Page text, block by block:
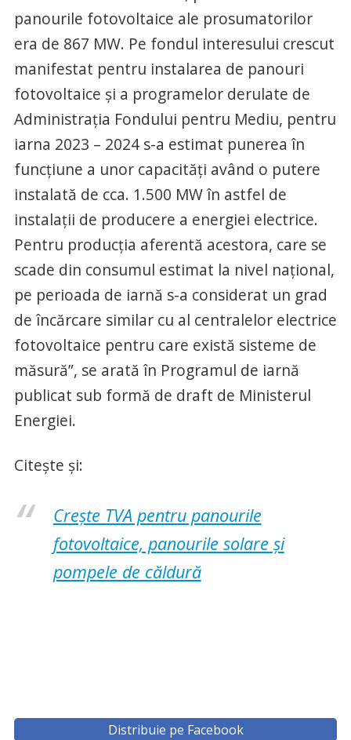
panourile fotovoltaice ale prosumatorilor
era de 867 MW. Pe fondul interesului crescut
manifestat pentru instalarea de panouri
fotovoltaice și a programelor derulate de
Administrația Fondului pentru Mediu, pentru
iarna 2023 – 2024 s-a estimat punerea în
funcțiune a unor capacități având o putere
instalată de cca. 1.500 MW în astfel de
instalații de producere a energiei electrice.
Pentru producția aferentă acestora, care se
scade din consumul estimat la nivel național,
pe perioada de iarnă s-a considerat un grad
de încărcare similar cu al centralelor electrice
fotovoltaice pentru care există sisteme de
măsură”, se arată în Programul de iarnă
publicat sub formă de draft de Ministerul
Energiei.
Citește și:
Crește TVA pentru panourile
fotovoltaice, panourile solare și
pompele de căldură
Distribuie pe Facebook